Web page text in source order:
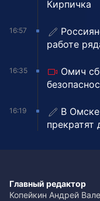
Кирпичка
16:57
работе
16:35
Омич
16:19
В
прекратят
Главный редактор
Копейкин Андрей